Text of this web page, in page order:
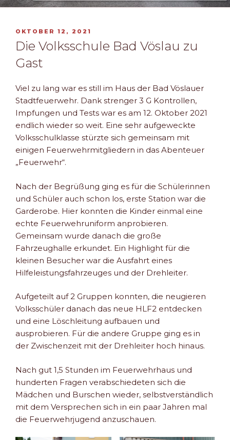
VERÖFFENTLICHT
AM
OKTOBER 12, 2021
Die Volksschule Bad Vöslau zu
Gast
Viel zu lang war es still im Haus der Bad Vöslauer
Stadtfeuerwehr. Dank strenger 3 G Kontrollen,
Impfungen und Tests war es am 12. Oktober 2021
endlich wieder so weit. Eine sehr aufgeweckte
Volksschulklasse stürzte sich gemeinsam mit
einigen Feuerwehrmitgliedern in das Abenteuer
„Feuerwehr“.
Nach der Begrüßung ging es für die Schülerinnen
und Schüler auch schon los, erste Station war die
Garderobe. Hier konnten die Kinder einmal eine
echte Feuerwehruniform anprobieren.
Gemeinsam wurde danach die große
Fahrzeughalle erkundet. Ein Highlight für die
kleinen Besucher war die Ausfahrt eines
Hilfeleistungsfahrzeuges und der Drehleiter.
Aufgeteilt auf 2 Gruppen konnten, die neugieren
Volksschüler danach das neue HLF2 entdecken
und eine Löschleitung aufbauen und
ausprobieren. Für die andere Gruppe ging es in
der Zwischenzeit mit der Drehleiter hoch hinaus.
Nach gut 1,5 Stunden im Feuerwehrhaus und
hunderten Fragen verabschiedeten sich die
Mädchen und Burschen wieder, selbstverständlich
mit dem Versprechen sich in ein paar Jahren mal
die Feuerwehrjugend anzuschauen.